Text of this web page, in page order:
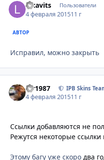
lexavits Пользователи
4 февраля 201511 г
АВТОР
Исправил, можно закрыть
siv1987 IPB Skins
4 февраля 201511 г
Ссылки добавляются не
Режутся некоторые
Этому багу уже скоро два